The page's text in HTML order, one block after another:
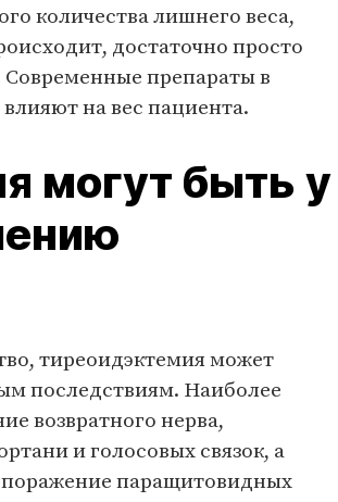
количества лишнего веса,
достаточно просто
Современные препараты в
на вес пациента.
могут быть у
тиреоидэктемия может
последствиям. Наиболее
возвратного нерва,
и голосовых связок, а
поражение паращитовидных